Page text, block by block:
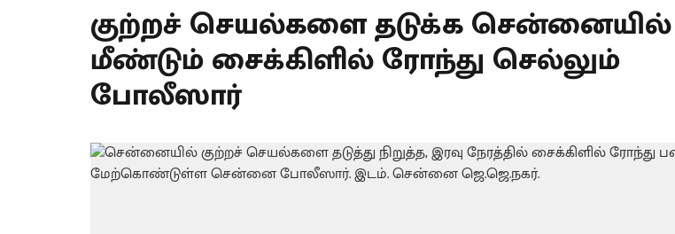
குற்றச் செயல்களை தடுக்க சென்னையில்
மீண்டும் சைக்கிளில் ரோந்து செல்லும்
போலீஸார்